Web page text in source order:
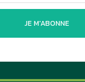
JE M'ABONNE